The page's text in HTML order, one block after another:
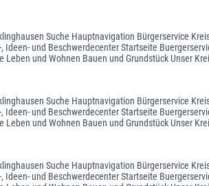
Suche Hauptnavigation Bürgerservice
und Beschwerdecenter Startseite
und Wohnen Bauen und Grundstück Unser
Suche Hauptnavigation Bürgerservice
und Beschwerdecenter Startseite
und Wohnen Bauen und Grundstück Unser
Suche Hauptnavigation Bürgerservice
und Beschwerdecenter Startseite